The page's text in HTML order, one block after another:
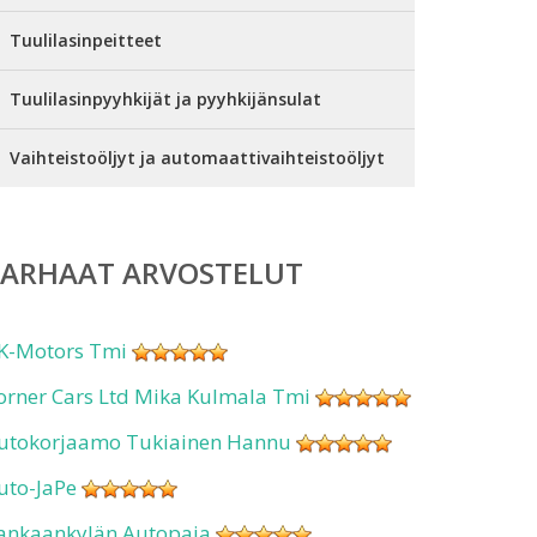
Tuulilasinpeitteet
Tuulilasinpyyhkijät ja pyyhkijänsulat
Vaihteistoöljyt ja automaattivaihteistoöljyt
ARVOSTELUT
Motors Tmi
Cars Ltd Mika Kulmala Tmi
Tukiainen Hannu
JaPe